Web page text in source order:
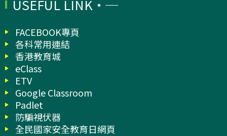
USEFUL LINK
FACEBOOK專頁
各科常用連結
香港教育城
eClass
ETV
Google Classroom
Padlet
防騙視伏器
全民國家安全教育日網頁